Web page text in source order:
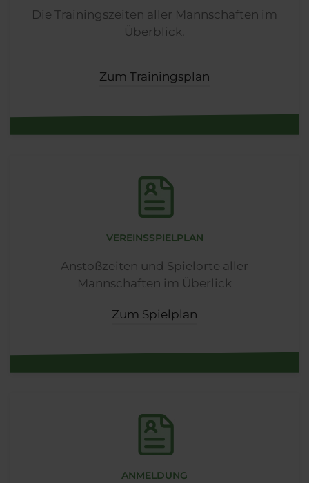
Die Trainingszeiten aller Mannschaften im
Überblick.
Zum Trainingsplan
VEREINSSPIELPLAN
Anstoßzeiten und Spielorte aller
Mannschaften im Überlick
Zum Spielplan
ANMELDUNG